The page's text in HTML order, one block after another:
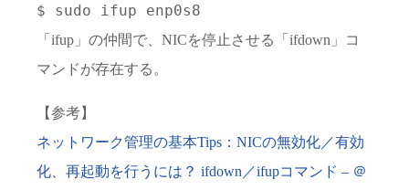
$ sudo ifup enp0s8
「ifup」の仲間で、NICを停止させる「ifdown」コ
マンドが存在する。
【参考】
ネットワーク管理の基本Tips：NICの無効化／有効
化、再起動を行うには？ ifdown／ifupコマンド – ＠